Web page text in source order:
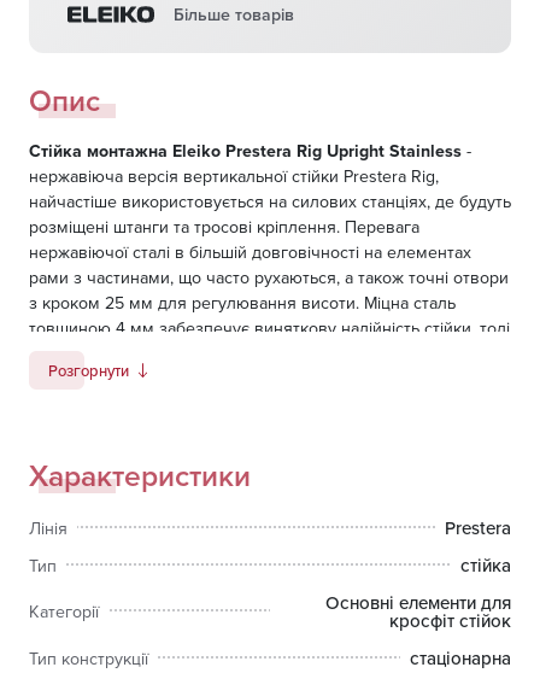
Більше товарів
Опис
Стійка монтажна Eleiko Prestera Rig Upright Stainless -
нержавіюча версія вертикальної стійки Prestera Rig,
найчастіше використовується на силових станціях, де будуть
розміщені штанги та тросові кріплення. Перевага
нержавіючої сталі в більшій довговічності на елементах
рами з частинами, що часто рухаються, а також точні отвори
з кроком 25 мм для регулювання висоти. Міцна сталь
товщиною 4 мм забезпечує виняткову надійність стійки, тоді
Розгорнути
Характеристики
Лінія Prestera
Тип стійка
Категорії Основні елементи для
кросфіт стійок
Тип конструкції стаціонарна